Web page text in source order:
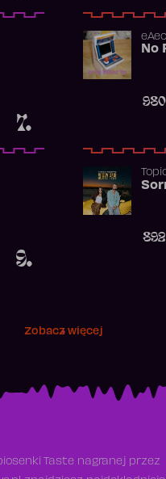
7.
No
980
9.
892
Zobacz więcej
Taste nagranej przez